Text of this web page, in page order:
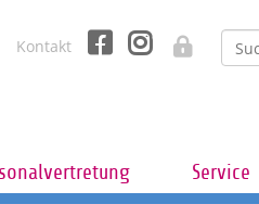
Kontakt
Service